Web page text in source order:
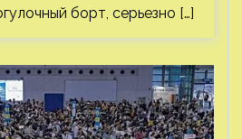
борт, серьезно […]